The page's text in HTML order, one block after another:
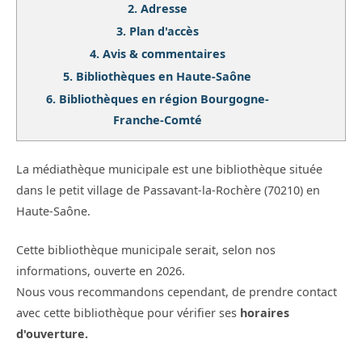
2. Adresse
3. Plan d'accès
4. Avis & commentaires
5. Bibliothèques en Haute-Saône
6. Bibliothèques en région Bourgogne-
Franche-Comté
La médiathèque municipale est une bibliothèque située
dans le petit village de Passavant-la-Rochère (70210) en
Haute-Saône.
Cette bibliothèque municipale serait, selon nos
informations, ouverte en 2026.
Nous vous recommandons cependant, de prendre contact
avec cette bibliothèque pour vérifier ses horaires
d'ouverture.